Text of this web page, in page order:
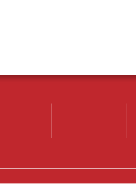
Registrese, para
opinar.